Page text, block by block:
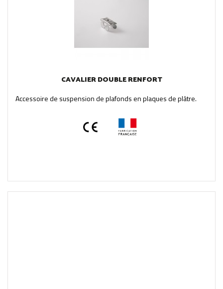
CAVALIER DOUBLE RENFORT
Accessoire de suspension de plafonds en plaques de plâtre.